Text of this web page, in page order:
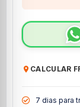
CALCULAR
7 dias para